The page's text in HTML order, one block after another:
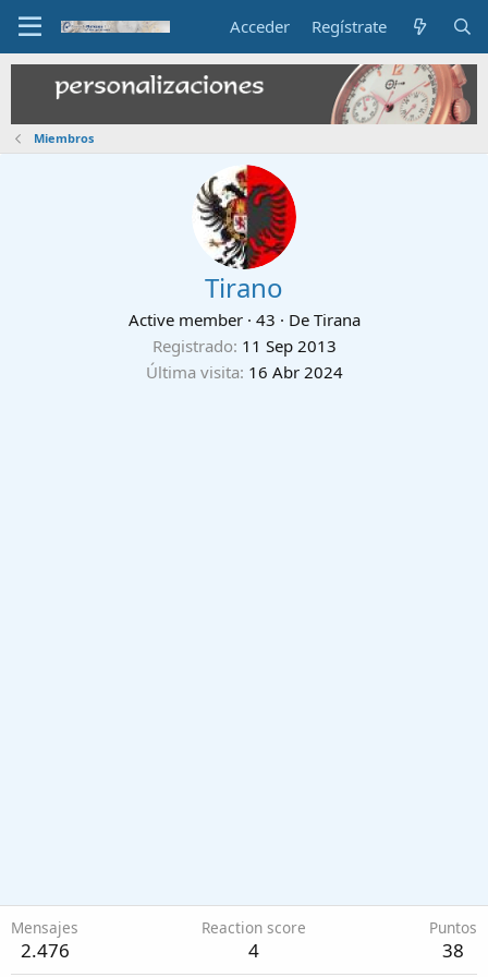
Acceder Regístrate
Miembros
Tirano
Active member · 43 · De Tirana
Registrado 11 Sep 2013
Última visita 16 Abr 2024
Mensajes
2.476
Reaction score
4
Puntos
38